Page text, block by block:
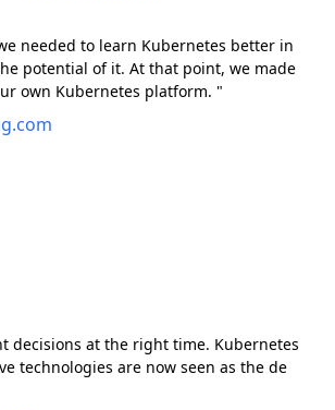
needed to learn Kubernetes better in
potential of it. At that point, we made
own Kubernetes platform. "
decisions at the right time. Kubernetes
technologies are now seen as the de